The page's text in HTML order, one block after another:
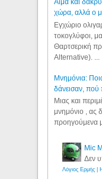
Αίμα και
χώρα, αλλά ο
Εγχώριο
τοκογλύφοι,
Θαρτσερική
Alternative). ...
Μνημόνια:
δάνεισαν, πού
Μιας και
μνημόνιο , ας
προηγούμενα
Mic
Δεν